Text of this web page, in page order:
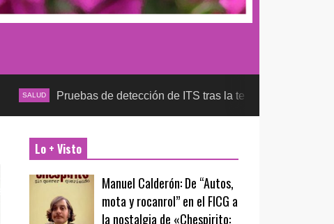
Pruebas de detección de ITS tras la temporada futbolera,
Lo + Visto
Manuel Calderón: De “Autos,
mota y rocanrol” en el FICG a
la nostalgia de «Chespirito: